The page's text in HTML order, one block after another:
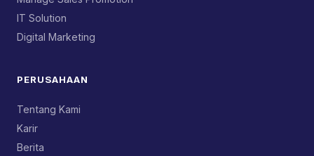
IT Solution
Digital Marketing
PERUSAHAAN
Tentang Kami
Karir
Berita